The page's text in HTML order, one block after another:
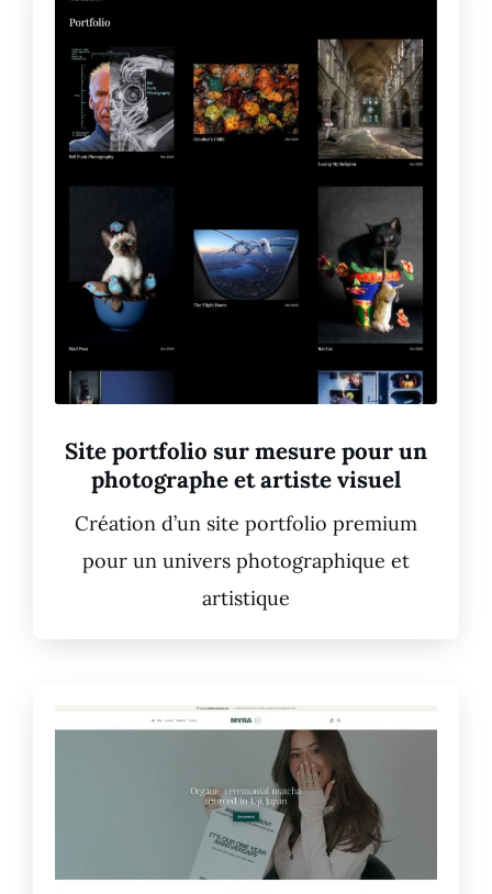
Site portfolio sur mesure pour un
photographe et artiste visuel
Création d’un site portfolio premium
pour un univers photographique et
artistique